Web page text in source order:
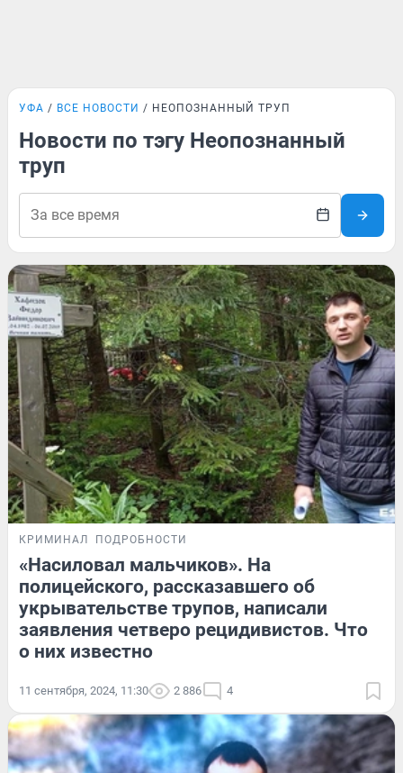
УФА ВСЕ НОВОСТИ НЕОПОЗНАННЫЙ ТРУП
Новости по тэгу Неопознанный
труп
КРИМИНАЛ ПОДРОБНОСТИ
«Насиловал мальчиков». На
полицейского, рассказавшего об
укрывательстве трупов, написали
заявления четверо рецидивистов. Что
о них известно
11 сентября, 2024, 11:30 2 886 4